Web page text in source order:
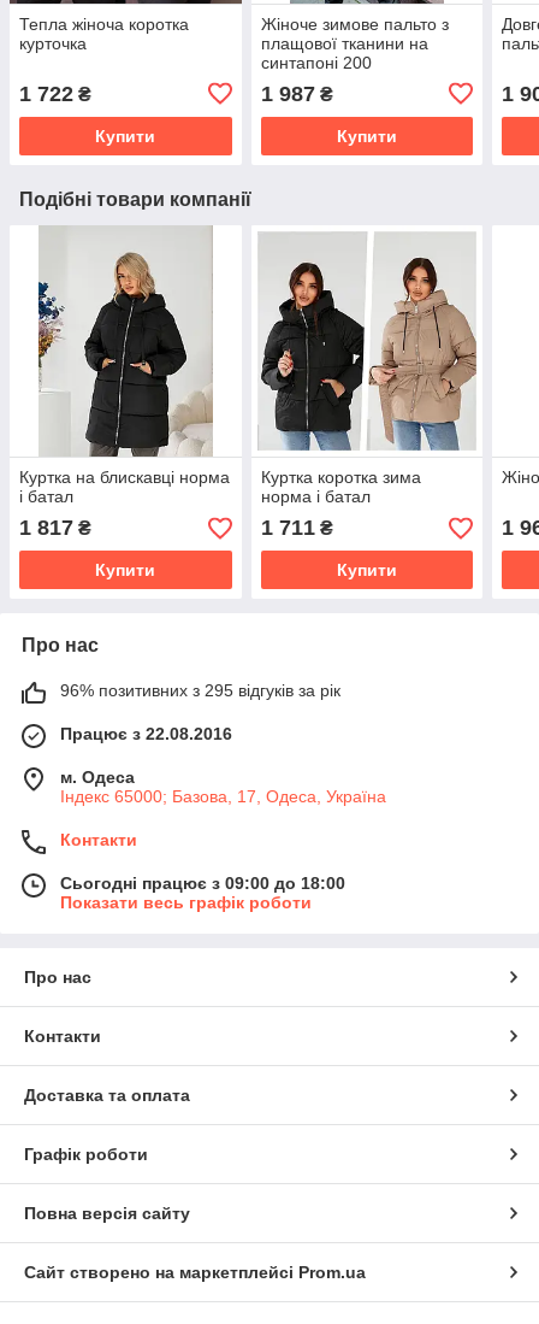
Тепла жіноча коротка
курточка
1 722 ₴
Купити
Жіноче зимове пальто з
плащової тканини на
синтапоні 200
1 987₴
Купити
1
Подібні товари компанії
Куртка на блискавці норма
і батал
1 817 ₴
Купити
Куртка коротка зима
норма і батал
1 711₴
Купити
1
Про нас
96% позитивних з 295 відгуків за рік
Працює з 22.08.2016
м. Одеса
Індекс 65000; Базова, 17, Одеса, Україна
Контакти
Сьогодні працює з 09:00 до 18:00
Показати весь графік роботи
Про нас
Контакти
Доставка та оплата
Графік роботи
Повна версія сайту
Сайт створено на маркетплейсі Prom.ua